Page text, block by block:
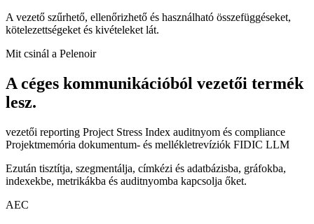
A vezető szűrhető, ellenőrizhető és használható összefüggéseket,
kötelezettségeket és kivételeket lát.
Mit csinál a Pelenoir
A céges kommunikációból vezetői termék
lesz.
vezetői reporting Project Stress Index auditnyom és compliance
Projektmemória dokumentum- és mellékletrevíziók FIDIC LLM
Ezután tisztítja, szegmentálja, címkézi és adatbázisba, gráfokba,
indexekbe, metrikákba és auditnyomba kapcsolja őket.
AEC